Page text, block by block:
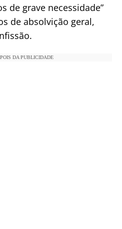
de grave necessidade”
de absolvição geral,
DA PUBLICIDADE